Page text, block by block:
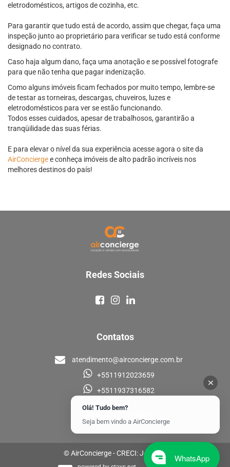
eletrodomésticos, artigos de cozinha, etc.
Para garantir que tudo está de acordo, assim que chegar, faça uma
inspeção junto ao proprietário para verificar se tudo está conforme
designado no contrato.
Caso haja algum dano, faça uma anotação e se possível fotografe
para que não tenha que pagar indenização.
Como alguns imóveis ficam fechados por muito tempo, lembre-se
de testar as torneiras, descargas, chuveiros, luzes e
eletrodomésticos para ver se estão funcionando.
Todos esses cuidados, apesar de trabalhosos, garantirão a
tranqüilidade das suas férias.
E para elevar o nível da sua experiência acesse agora o site da
AirConciergee conheça imóveis de alto padrão incríveis nos
melhores destinos do país!
Redes Sociais
Contatos
atendimento@airconcierge.com.br
+5511912023659
+5511937316582
© AirConcierge - CRECI: J-33448 WhatsApp
Olá! Tudo bem?
Seja bem vindo a AirConcierge